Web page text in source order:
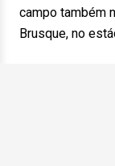
campo também
Brusque, no